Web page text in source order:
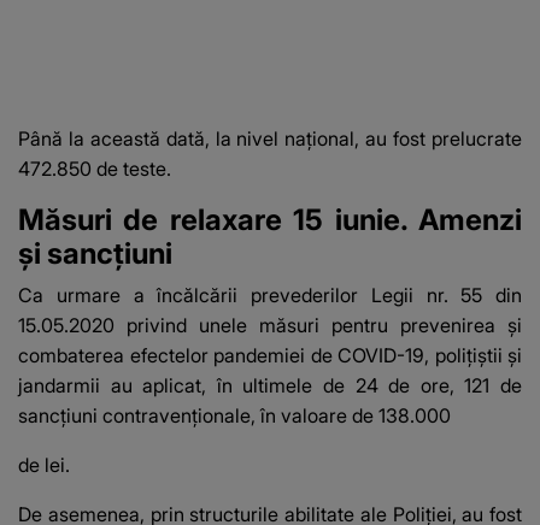
Până la această dată, la nivel naţional, au fost prelucrate
472.850 de teste.
Măsuri de relaxare 15 iunie. Amenzi
şi sancţiuni
Ca urmare a încălcării prevederilor Legii nr. 55 din
15.05.2020 privind unele măsuri pentru prevenirea şi
combaterea efectelor pandemiei de COVID-19, poliţiştii şi
jandarmii au aplicat, în ultimele de 24 de ore, 121 de
sancţiuni contravenţionale, în valoare de 138.000
de lei.
De asemenea, prin structurile abilitate ale Poliţiei, au fost